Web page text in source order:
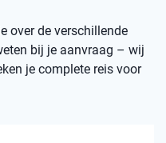
over de verschillende
bij je aanvraag – wij
je complete reis voor